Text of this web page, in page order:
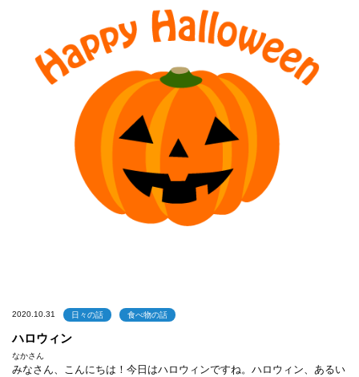
2020.10.31 日々の話 食べ物の話
ハロウィン
なかさん
みなさん、こんにちは！今日はハロウィンですね。ハロウィン、あるい